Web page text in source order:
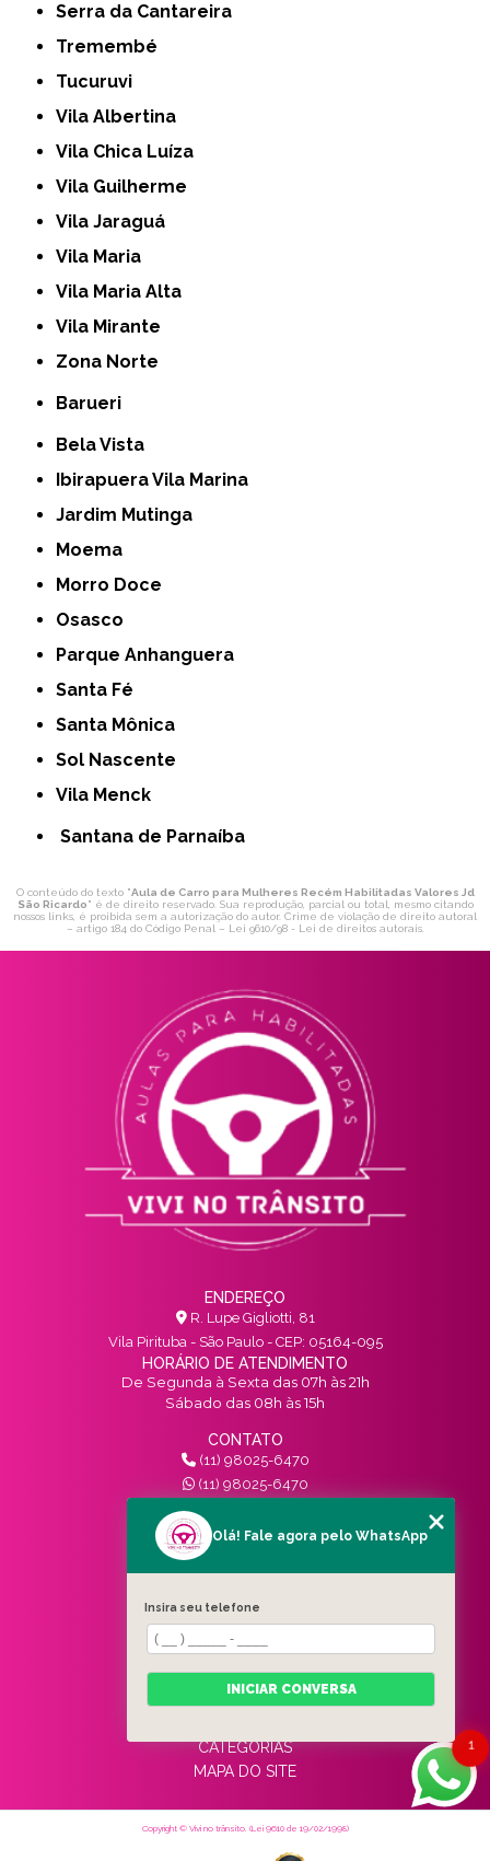
Serra da Cantareira
Tremembé
Tucuruvi
Vila Albertina
Vila Chica Luíza
Vila Guilherme
Vila Jaraguá
Vila Maria
Vila Maria Alta
Vila Mirante
Zona Norte
Barueri
Bela Vista
Ibirapuera Vila Marina
Jardim Mutinga
Moema
Morro Doce
Osasco
Parque Anhanguera
Santa Fé
Santa Mônica
Sol Nascente
Vila Menck
Santana de Parnaíba
O conteúdo do texto "Aula de Carro para Mulheres Recém Habilitadas Valores Jd
São Ricardo" é de direito reservado. Sua reprodução, parcial ou total, mesmo citando
nossos links, é proibida sem a autorização do autor. Crime de violação de direito autoral
– artigo 184 do Código Penal – Lei 9610/98 - Lei de direitos autorais.
ENDEREÇO
R. Lupe Gigliotti, 81
Vila Pirituba - São Paulo - CEP: 05164-095
HORÁRIO DE ATENDIMENTO
De Segunda à Sexta das 07h às 21h
Sábado das 08h às 15h
CONTATO
(11) 98025-6470
(11) 98025-6470
contato@vivinotransito.com.br
SIGA-NOS!
MENU
HOME
QUEM SOMOS
SERVIÇOS
BLOG
CATEGORIAS
MAPA DO SITE
Copyright © Vivi no trânsito. (Lei 9610 de 19/02/1998)
1
Olá! Fale agora pelo WhatsApp
Insira seu telefone
INICIAR CONVERSA